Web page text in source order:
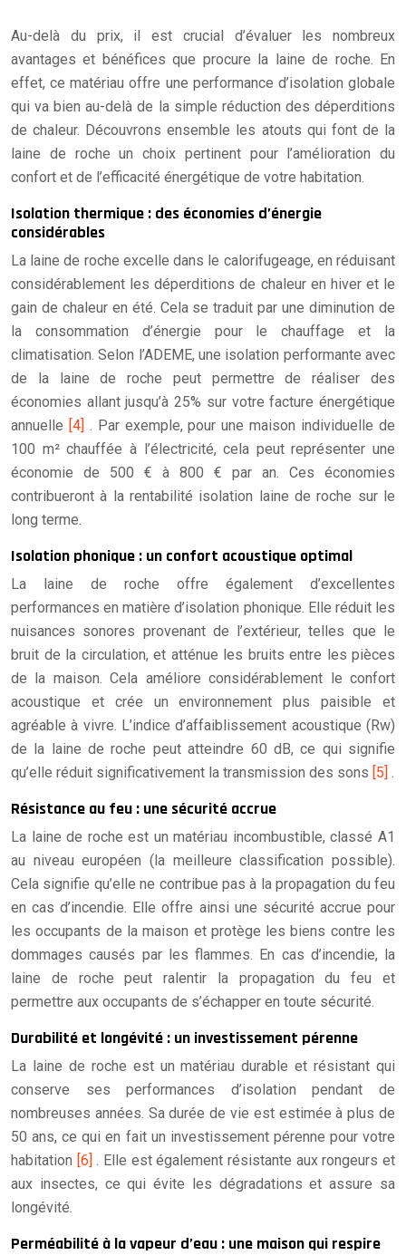
Au-delà du prix, il est crucial d’évaluer les nombreux
avantages et bénéfices que procure la laine de roche. En
effet, ce matériau offre une performance d’isolation globale
qui va bien au-delà de la simple réduction des déperditions
de chaleur. Découvrons ensemble les atouts qui font de la
laine de roche un choix pertinent pour l’amélioration du
confort et de l’efficacité énergétique de votre habitation.
Isolation thermique : des économies d’énergie
considérables
La laine de roche excelle dans le calorifugeage, en réduisant
considérablement les déperditions de chaleur en hiver et le
gain de chaleur en été. Cela se traduit par une diminution de
la consommation d’énergie pour le chauffage et la
climatisation. Selon l’ADEME, une isolation performante avec
de la laine de roche peut permettre de réaliser des
économies allant jusqu’à 25% sur votre facture énergétique
annuelle [4]
. Par exemple, pour une maison individuelle de
100 m² chauffée à l’électricité, cela peut représenter une
économie de 500 € à 800 € par an. Ces économies
contribueront à la rentabilité isolation laine de roche sur le
long terme.
Isolation phonique : un confort acoustique optimal
La laine de roche offre également d’excellentes
performances en matière d’isolation phonique. Elle réduit les
nuisances sonores provenant de l’extérieur, telles que le
bruit de la circulation, et atténue les bruits entre les pièces
de la maison. Cela améliore considérablement le confort
acoustique et crée un environnement plus paisible et
agréable à vivre. L’indice d’affaiblissement acoustique (Rw)
de la laine de roche peut atteindre 60 dB, ce qui signifie
qu’elle réduit significativement la transmission des sons [5]
Résistance au feu : une sécurité accrue
La laine de roche est un matériau incombustible, classé A1
au niveau européen (la meilleure classification possible).
Cela signifie qu’elle ne contribue pas à la propagation du feu
en cas d’incendie. Elle offre ainsi une sécurité accrue pour
les occupants de la maison et protège les biens contre les
dommages causés par les flammes. En cas d’incendie, la
laine de roche peut ralentir la propagation du feu et
permettre aux occupants de s’échapper en toute sécurité.
Durabilité et longévité : un investissement pérenne
La laine de roche est un matériau durable et résistant qui
conserve ses performances d’isolation pendant de
nombreuses années. Sa durée de vie est estimée à plus de
50 ans, ce qui en fait un investissement pérenne pour votre
habitation [6]
. Elle est également résistante aux rongeurs et
aux insectes, ce qui évite les dégradations et assure sa
longévité.
Perméabilité à la vapeur d’eau : une maison qui respire